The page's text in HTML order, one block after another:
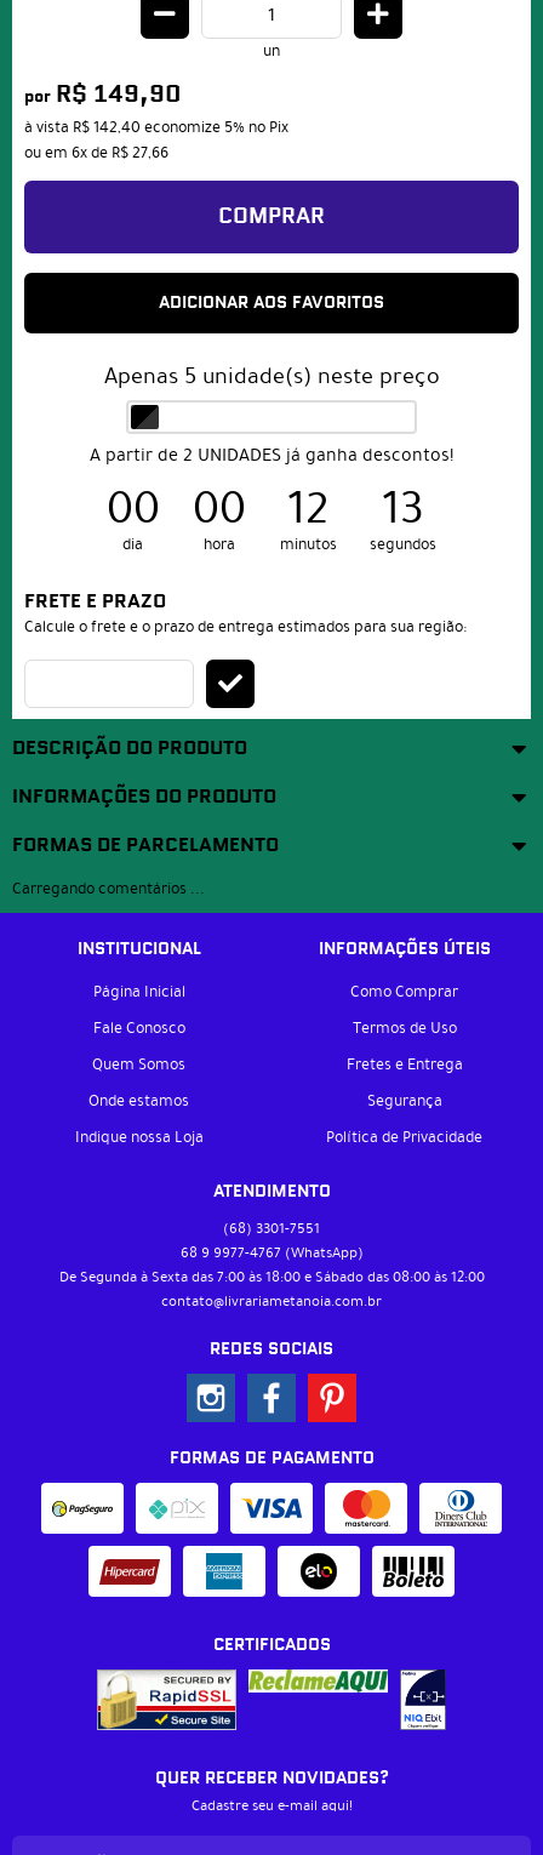
un
por R$ 149,90
à vista R$ 142,40 economize 5% no Pix
ou em 6xde R$ 27,66
COMPRAR
ADICIONAR AOS FAVORITOS
Apenas 5 unidade(s) neste preço
A partir de 2 UNIDADES já ganha descontos!
00
dia
00
hora
12
minutos
13
segundos
FRETE E PRAZO
Calcule o frete e o prazo de entrega estimados para sua região:
DESCRIÇÃO DO PRODUTO
INFORMAÇÕES DO PRODUTO
FORMAS DE PARCELAMENTO
Carregando comentários ...
INSTITUCIONAL
Página Inicial
Fale Conosco
Quem Somos
Onde estamos
Indique nossa Loja
INFORMAÇÕES ÚTEIS
Como Comprar
Termos de Uso
Fretes e Entrega
Segurança
Política de Privacidade
ATENDIMENTO
(68) 3301-7551
68 9 9977-4767 (WhatsApp)
De Segunda à Sexta das 7:00 às 18:00 e Sábado das 08:00 às 12:00
contato@livrariametanoia.com.br
REDES SOCIAIS
FORMAS DE PAGAMENTO
CERTIFICADOS
QUER RECEBER NOVIDADES?
Cadastre seu e-mail aqui!